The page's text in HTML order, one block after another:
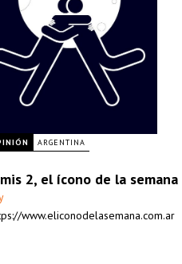
ARGENTINA
2, el ícono de la semana
www.eliconodelasemana.com.ar